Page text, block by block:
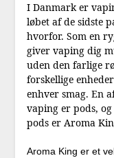
I Danmark er
løbet af de sidste
hvorfor. Som en
giver vaping dig
uden den farlige
forskellige
enhver smag. En
vaping er pods,
pods er Aroma
Aroma King er et